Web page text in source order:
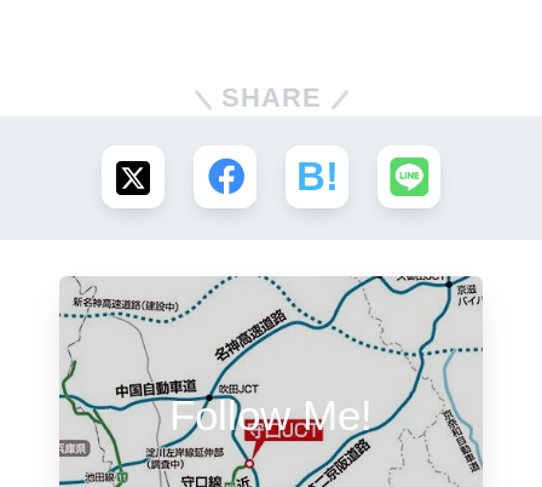
SHARE
Follow Me!